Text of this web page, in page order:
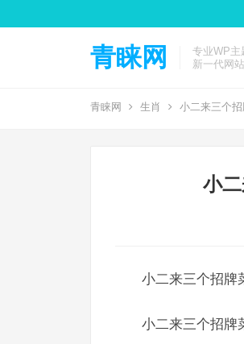
青睐网
专业WP主
新一代网
青睐网 生肖 小二来三个
小
小二来三个招牌
小二来三个招牌